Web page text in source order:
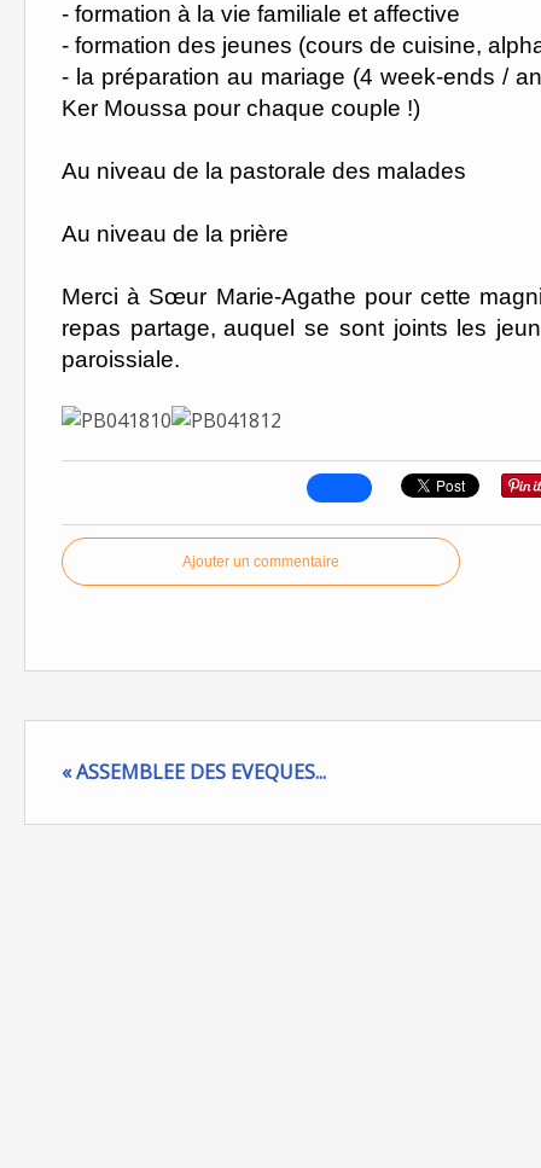
- formation à la vie familiale et affective
- formation des jeunes (cours de cuisine,
- la préparation au mariage (4 week-ends /
Ker Moussa pour chaque couple !)
Au niveau de la pastorale des malades
Au niveau de la prière
Merci à Sœur Marie-Agathe pour cette
repas partage, auquel se sont joints les
paroissiale.
Ajouter un commentaire
« ASSEMBLEE DES EVEQUES...